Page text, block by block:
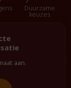
Duurzame
keuzes
aan.